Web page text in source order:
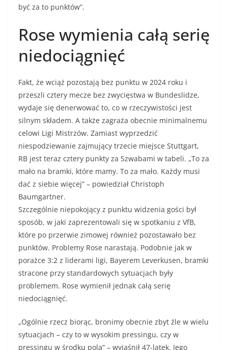
być za to punktów”.
Rose wymienia całą serię
niedociągnięć
Fakt, że wciąż pozostają bez punktu w 2024 roku i
przeszli cztery mecze bez zwycięstwa w Bundeslidze,
wydaje się denerwować to, co w rzeczywistości jest
silnym składem. A także zagraża obecnie minimalnemu
celowi Ligi Mistrzów. Zamiast wyprzedzić
niespodziewanie zajmujący trzecie miejsce Stuttgart,
RB jest teraz cztery punkty za Szwabami w tabeli. „To za
mało na bramki, które mamy. To za mało. Każdy musi
dać z siebie więcej” – powiedział Christoph
Baumgartner.
Szczególnie niepokojący z punktu widzenia gości był
sposób, w jaki zaprezentowali się w spotkaniu z VfB,
które po przerwie zimowej również pozostawało bez
punktów. Problemy Rose narastają. Podobnie jak w
porażce 3:2 z liderami ligi, Bayerem Leverkusen, bramki
stracone przy standardowych sytuacjach były
problemem. Rose wymienił jednak całą serię
niedociągnięć.
„Ogólnie rzecz biorąc, bronimy obecnie zbyt źle w wielu
sytuacjach – czy to w wysokim pressingu, czy w
pressingu w środku pola” – wyjaśnił 47-latek. Jego